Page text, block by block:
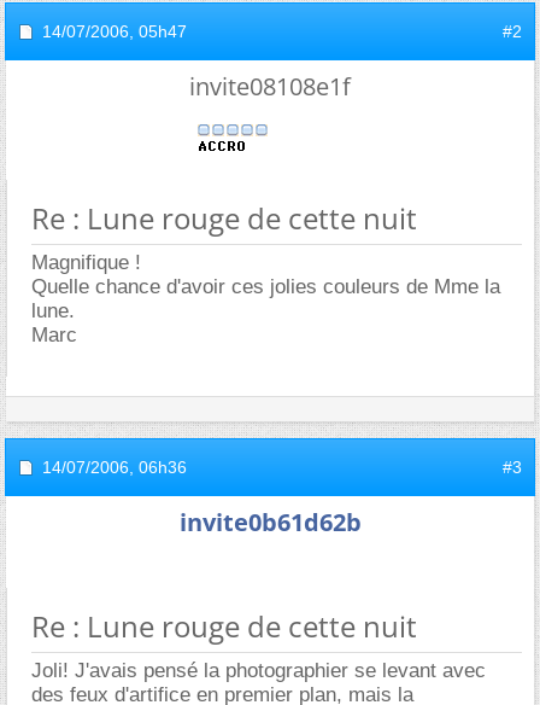
14/07/2006, 05h47 #2
invite08108e1f
Re : Lune rouge de cette nuit
Magnifique !
Quelle chance d'avoir ces jolies couleurs de Mme la
lune.
Marc
14/07/2006, 06h36 #3
invite0b61d62b
Re : Lune rouge de cette nuit
Joli! J'avais pensé la photographier se levant avec
des feux d'artifice en premier plan, mais la